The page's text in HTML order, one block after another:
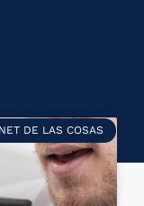
DE LAS COSAS